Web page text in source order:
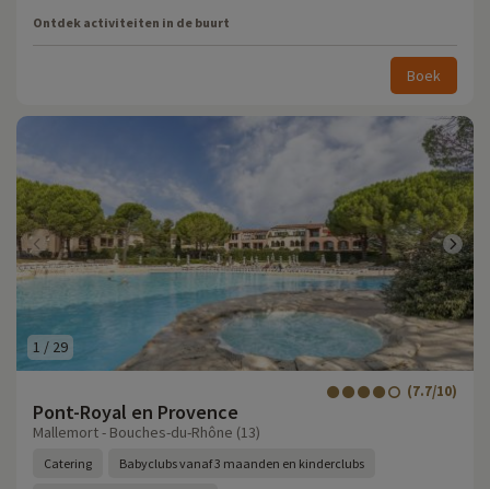
Ontdek activiteiten in de buurt
Boek
1 / 29
Pont-Royal en Provence
(7.7/10)
Mallemort - Bouches-du-Rhône (13)
Catering Babyclubs vanaf 3 maanden en kinderclubs